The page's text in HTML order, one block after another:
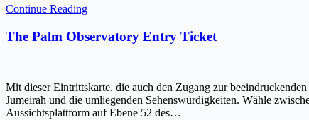
Continue Reading
The Palm Observatory Entry Ticket
Mit dieser Eintrittskarte, die auch den Zugang zur
Jumeirah und die umliegenden Sehenswürdigkeiten. Wähle
Aussichtsplattform auf Ebene 52 des…